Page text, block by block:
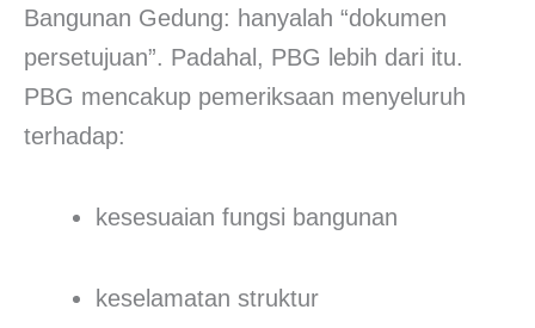
Bangunan Gedung: hanyalah “dokumen
persetujuan”. Padahal, PBG lebih dari itu.
PBG mencakup pemeriksaan menyeluruh
terhadap:
kesesuaian fungsi bangunan
keselamatan struktur